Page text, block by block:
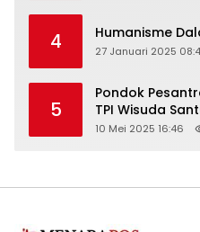
4 Humanisme
27 Januari 2025
5
Pondok
TPI Wisuda
XXXIII
10 Mei 2025 16:46